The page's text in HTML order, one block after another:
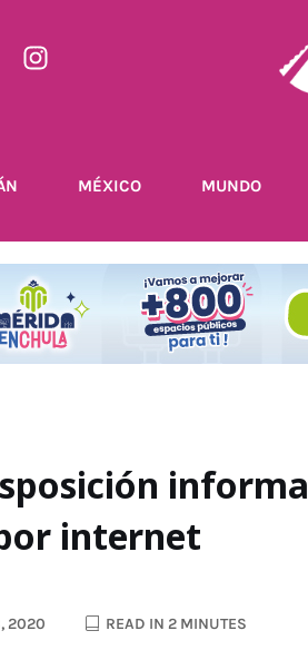
MÉXICO MUNDO
internet
2020 READ IN 2 MINUTES